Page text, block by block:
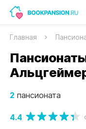
Главная
2 пансионата
4.4